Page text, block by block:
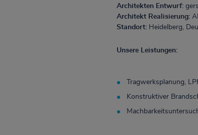
Architekten Entwurf:
Architekt Realisierung:
Standort: Heidelberg,
Unsere Leistungen:
Tragwerksplanung,
Konstruktiver